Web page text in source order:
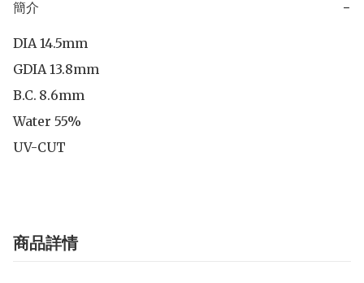
簡介 −
DIA 14.5mm
GDIA 13.8mm
B.C.	8.6mm
Water 55%
UV-CUT
商品詳情